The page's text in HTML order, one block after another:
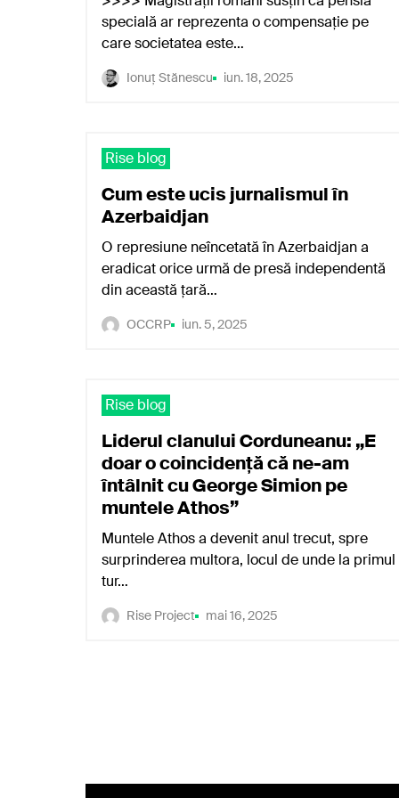
specială ar reprezenta o compensație pe
care societatea este…
Ionuț Stănescu iun. 18, 2025
Rise blog
Cum este ucis jurnalismul în
Azerbaidjan
O represiune neîncetată în Azerbaidjan a
eradicat orice urmă de presă independentă
din această țară…
OCCRP iun. 5, 2025
Rise blog
Liderul clanului Corduneanu: „E
doar o coincidență că ne-am
întâlnit cu George Simion pe
muntele Athos”
Muntele Athos a devenit anul trecut, spre
surprinderea multora, locul de unde la primul
tur…
Rise Project mai 16, 2025